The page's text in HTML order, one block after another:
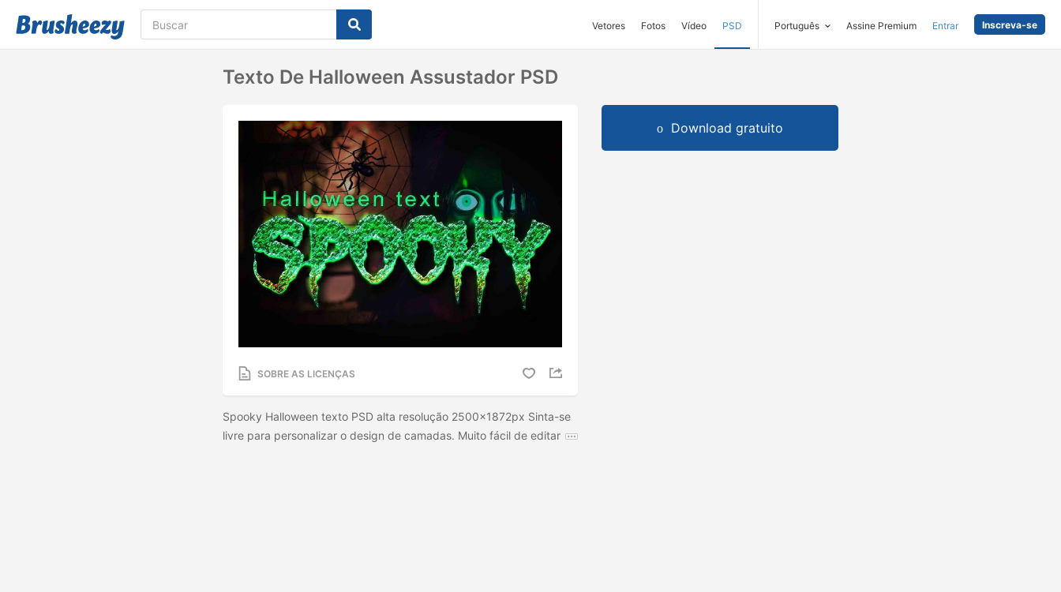
Vetores Fotos Vídeo PSD Português Assine Premium Entrar Inscreva-se
Texto De Halloween Assustador PSD
SOBRE AS LICENÇAS
Spooky Halloween texto PSD alta resolução 2500x1872px Sinta-se
livre para personalizar o design de camadas. Muito fácil de editar
Download gratuito